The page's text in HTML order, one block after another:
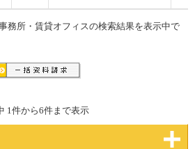
務所・賃貸オフィスの検索結果を表示中で
1件から6件まで表示